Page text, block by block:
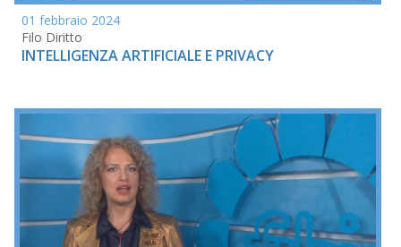
01 febbraio 2024
Filo Diritto
INTELLIGENZA ARTIFICIALE E PRIVACY